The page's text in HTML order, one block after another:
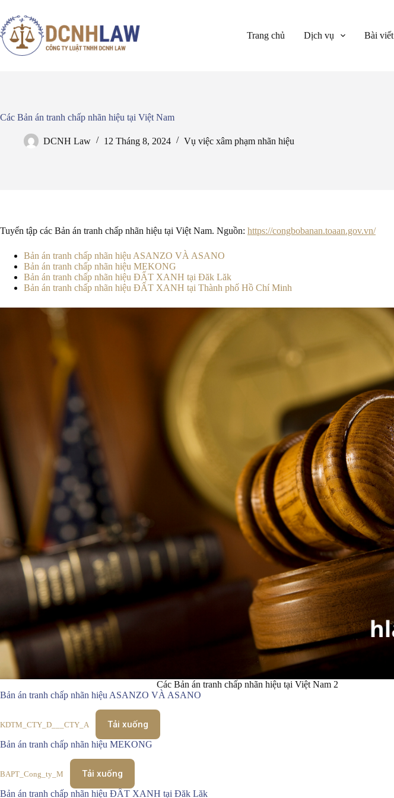
đến
phần
nội
dung
Trang chủ Dịch vụ Bài viết
Các Bản án tranh chấp nhãn hiệu tại Việt Nam
DCNH Law 12 Tháng 8, 2024 Vụ việc xâm phạm nhãn hiệu
Tuyển tập các Bản án tranh chấp nhãn hiệu tại Việt Nam. Nguồn: https://congbobanan.toaan.gov.vn/
Bản án tranh chấp nhãn hiệu ASANZO VÀ ASANO
Bản án tranh chấp nhãn hiệu MEKONG
Bản án tranh chấp nhãn hiệu ĐẤT XANH tại Đăk Lăk
Bản án tranh chấp nhãn hiệu ĐẤT XANH tại Thành phố Hồ Chí Minh
Các Bản án tranh chấp nhãn hiệu tại Việt Nam 2
Bản án tranh chấp nhãn hiệu ASANZO VÀ ASANO
KDTM_CTY_D___CTY_A Tải xuống
Bản án tranh chấp nhãn hiệu MEKONG
BAPT_Cong_ty_M Tải xuống
Bản án tranh chấp nhãn hiệu ĐẤT XANH tại Đăk Lăk